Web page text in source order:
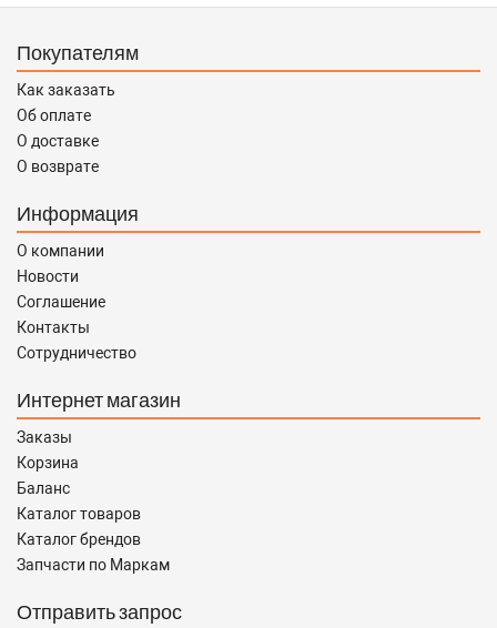
Покупателям
Как заказать
Об оплате
О доставке
О возврате
Информация
О компании
Новости
Соглашение
Контакты
Сотрудничество
Интернет магазин
Заказы
Корзина
Баланс
Каталог товаров
Каталог брендов
Запчасти по Маркам
Отправить запрос